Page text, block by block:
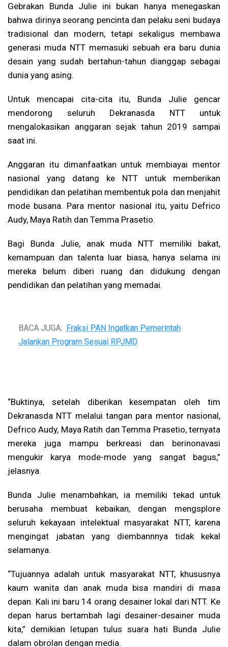
Gebrakan Bunda Julie ini bukan hanya menegaskan
bahwa dirinya seorang pencinta dan pelaku seni budaya
tradisional dan modern, tetapi sekaligus membawa
generasi muda NTT memasuki sebuah era baru dunia
desain yang sudah bertahun-tahun dianggap sebagai
dunia yang asing.
Untuk mencapai cita-cita itu, Bunda Julie gencar
mendorong seluruh Dekranasda NTT untuk
mengalokasikan anggaran sejak tahun 2019 sampai
saat ini.
Anggaran itu dimanfaatkan untuk membiayai mentor
nasional yang datang ke NTT untuk memberikan
pendidikan dan pelatihan membentuk pola dan menjahit
mode busana. Para mentor nasional itu, yaitu Defrico
Audy, Maya Ratih dan Temma Prasetio.
Bagi Bunda Julie, anak muda NTT memiliki bakat,
kemampuan dan talenta luar biasa, hanya selama ini
mereka belum diberi ruang dan didukung dengan
pendidikan dan pelatihan yang memadai.
BACA JUGA: Fraksi PAN Ingatkan Pemerintah
Jalankan Program Sesuai RPJMD
“Buktinya, setelah diberikan kesempatan oleh tim
Dekranasda NTT melalui tangan para mentor nasional,
Defrico Audy, Maya Ratih dan Temma Prasetio, ternyata
mereka juga mampu berkreasi dan berinonavasi
mengukir karya mode-mode yang sangat bagus,”
jelasnya.
Bunda Julie menambahkan, ia memiliki tekad untuk
berusaha membuat kebaikan, dengan mengsplore
seluruh kekayaan intelektual masyarakat NTT, karena
mengingat jabatan yang diembannnya tidak kekal
selamanya.
“Tujuannya adalah untuk masyarakat NTT, khususnya
kaum wanita dan anak muda bisa mandiri di masa
depan. Kali ini baru 14 orang desainer lokal dari NTT. Ke
depan harus bertambah lagi desainer-desainer muda
kita,” demikian letupan tulus suara hati Bunda Julie
dalam obrolan dengan media.